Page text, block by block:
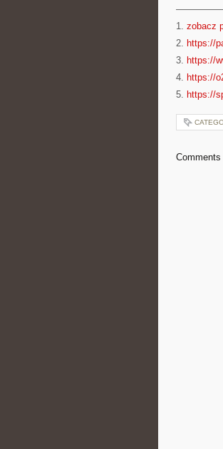
1. zobacz
2. https://
3. https://
4. https://
5. https://